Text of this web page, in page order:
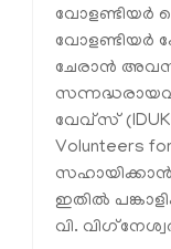
വോളണ്ടിയര്‍
വോളണ്ടിയര്‍
ചേരാന്‍
വേവ്‌സ്
Volunteers
ഇതില്‍
വി.